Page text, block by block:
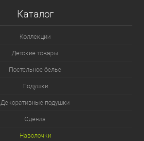
Каталог
Коллекции
Детские товары
Постельное белье
Подушки
Декоративные подушки
Одеяла
Наволочки